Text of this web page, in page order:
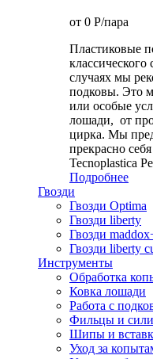
от 0 P/пара
Пластиковые
случаях мы
подковы. Это
или особые
лошади, от
цирка. Мы
прекрасно
Tecnoplastica
Подробнее
Гвозди
Гвозди Optima
Гвозди liberty
Гвозди
Гвозди liberty
Инструменты
Обработка
Ковка лошади
Работа с
Фильцы и
Шипы и
Уход за